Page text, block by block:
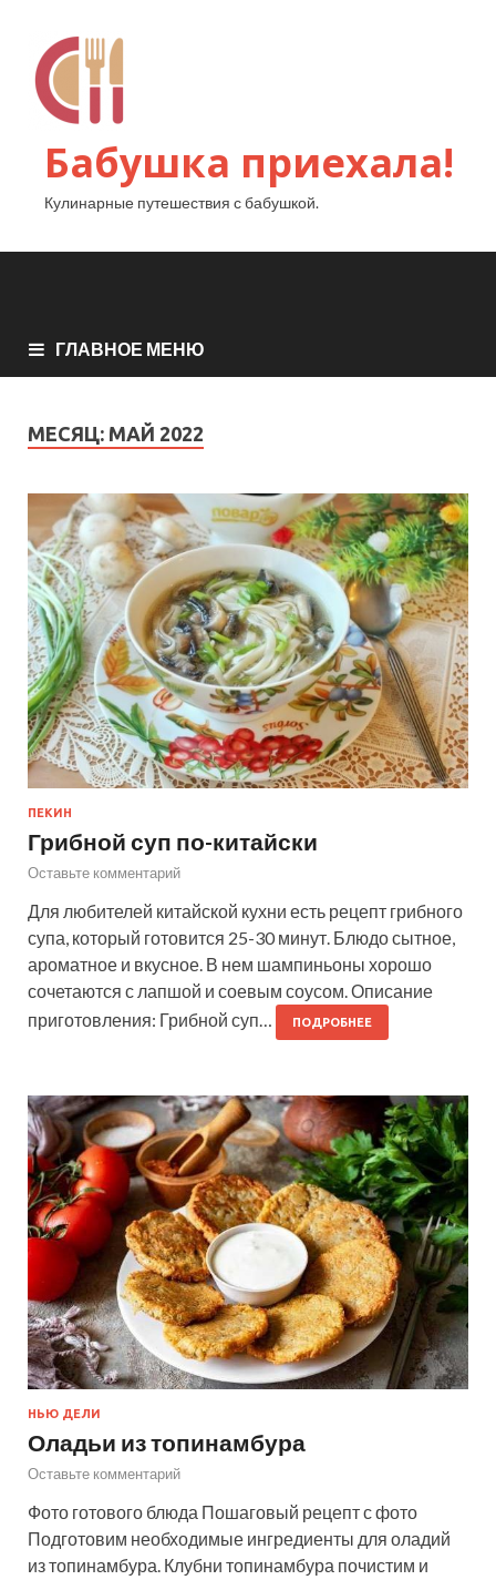
Бабушка приехала!
Кулинарные путешествия с бабушкой.
ГЛАВНОЕ МЕНЮ
МЕСЯЦ: МАЙ 2022
ПЕКИН
Грибной суп по-китайски
Оставьте комментарий
Для любителей китайской кухни есть рецепт грибного
супа, который готовится 25-30 минут. Блюдо сытное,
ароматное и вкусное. В нем шампиньоны хорошо
сочетаются с лапшой и соевым соусом. Описание
приготовления: Грибной суп…
ПОДРОБНЕЕ
НЬЮ ДЕЛИ
Оладьи из топинамбура
Оставьте комментарий
Фото готового блюда Пошаговый рецепт с фото
Подготовим необходимые ингредиенты для оладий
из топинамбура. Клубни топинамбура почистим и